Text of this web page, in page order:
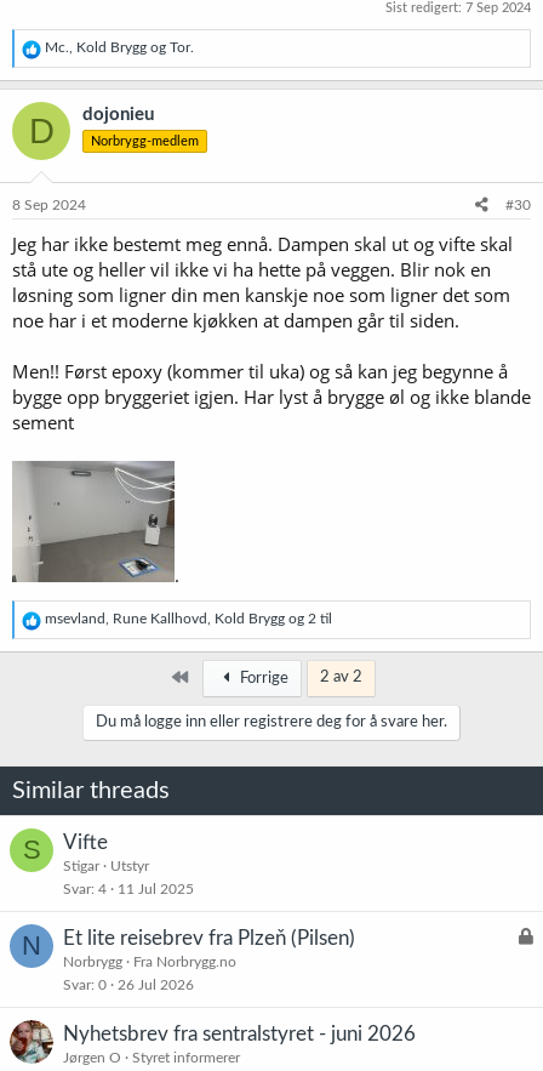
Sist redigert: 7 Sep 2024
R
e
a
k
s
j
o
e
:
Mc. Kold Brygg og Tor.
D dojonieu
Norbrygg-medlem
8 Sep 2024 #30
Jeg har ikke bestemt meg ennå. Dampen skal ut og vifte skal
stå ute og heller vil ikke vi ha hette på veggen. Blir nok en
løsning som ligner din men kanskje noe som ligner det som
noe har i et moderne kjøkken at dampen går til siden.
Men!! Først epoxy (kommer til uka) og så kan jeg begynne å
bygge opp bryggeriet igjen. Har lyst å brygge øl og ikke blande
sement
.
R
e
a
r
msevland Rune Kallhovd Kold Brygg og 2 til
Først Forrige 2 av 2
Du må logge inn eller registrere deg for å svare her.
Similar threads
S Vifte
Stigar
Utstyr
Svar 4 11 Jul 2025
N
L
Et lite reisebrev fra Plzeň (Pilsen)
Norbrygg
Fra Norbrygg.no
Svar 0 26 Jul 2026
Nyhetsbrev fra sentralstyret - juni 2026
Jørgen O
Styret informerer